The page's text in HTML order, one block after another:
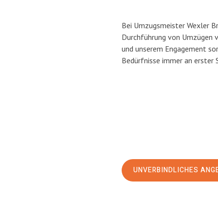
Bei Umzugsmeister Wexler
Durchführung von Umzügen
und unserem Engagement
Bedürfnisse immer an erster
UNVERBINDLICHES